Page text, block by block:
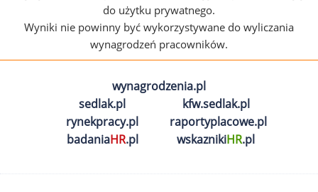
do użytku prywatnego.
Wyniki nie powinny być wykorzystywane do wyliczania
wynagrodzeń pracowników.
wynagrodzenia.pl
sedlak.pl
kfw.sedlak.pl
rynekpracy.pl
raportyplacowe.pl
badaniaHR.pl wskaznikiHR.pl